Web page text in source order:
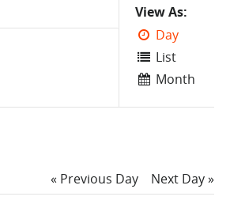
Event
Views
Navigation
View As
Day
List
Month
« Previous Day Next Day»